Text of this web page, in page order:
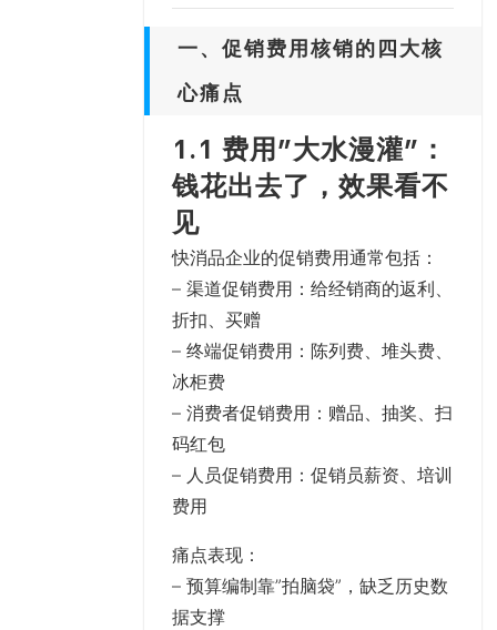
一、促销费用核销的四大核
心痛点
1.1 费用”大水漫灌”：
钱花出去了，效果看不
见
快消品企业的促销费用通常包括：
– 渠道促销费用 ：给经销商的返利、
折扣、买赠
– 终端促销费用 ：陈列费、堆头费、
冰柜费
– 消费者促销费用 ：赠品、抽奖、扫
码红包
– 人员促销费用 ：促销员薪资、培训
费用
痛点表现 ：
– 预算编制靠”拍脑袋”，缺乏历史数
据支撑